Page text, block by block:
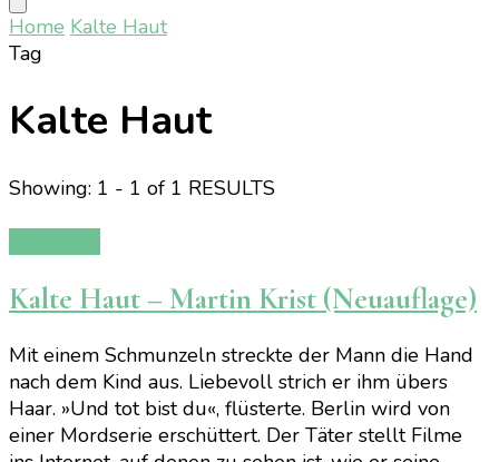
Home Kalte Haut
Tag
Kalte Haut
Showing: 1 - 1 of 1 RESULTS
Kalte Haut – Martin Krist (Neuauflage)
Mit einem Schmunzeln streckte der Mann die Hand
nach dem Kind aus. Liebevoll strich er ihm übers
Haar. »Und tot bist du«, flüsterte. Berlin wird von
einer Mordserie erschüttert. Der Täter stellt Filme